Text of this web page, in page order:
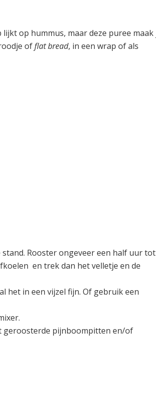
op hummus, maar deze puree maak
offlat bread, in een wrap of als
Rooster ongeveer een half uur
en trek dan het velletje en de
het in een vijzel fijn. Of gebruik een
geroosterde pijnboompitten en/of